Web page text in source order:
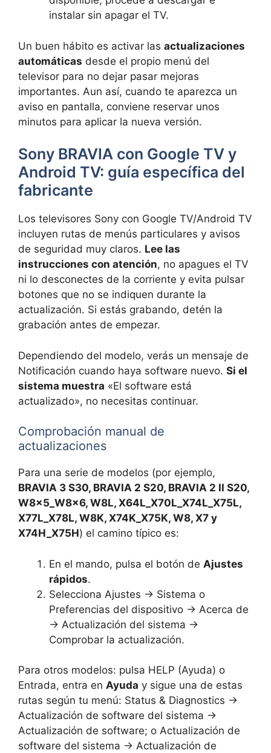
instalar sin apagar el TV.
Un buen hábito es activar las actualizaciones
automáticas desde el propio menú del
televisor para no dejar pasar mejoras
importantes. Aun así, cuando te aparezca un
aviso en pantalla, conviene reservar unos
minutos para aplicar la nueva versión.
Sony BRAVIA con Google TV y
Android TV: guía específica del
fabricante
Los televisores Sony con Google TV/Android TV
incluyen rutas de menús particulares y avisos
de seguridad muy claros. Lee las
instrucciones con atención, no apagues el TV
ni lo desconectes de la corriente y evita pulsar
botones que no se indiquen durante la
actualización. Si estás grabando, detén la
grabación antes de empezar.
Dependiendo del modelo, verás un mensaje de
Notificación cuando haya software nuevo. Si el
sistema muestra «El software está
actualizado», no necesitas continuar.
Comprobación manual de
actualizaciones
Para una serie de modelos (por ejemplo,
BRAVIA 3 S30, BRAVIA 2 S20, BRAVIA 2 II S20,
W8x5_W8x6, W8L, X64L_X70L_X74L_X75L,
X77L_X78L, W8K, X74K_X75K, W8, X7 y
X74H_X75H) el camino típico es:
En el mando, pulsa el botón de Ajustes
rápidos.
Selecciona Ajustes → Sistema o
Preferencias del dispositivo → Acerca de
→ Actualización del sistema →
Comprobar la actualización.
Para otros modelos: pulsa HELP (Ayuda) o
Entrada, entra en Ayuda y sigue una de estas
rutas según tu menú: Status & Diagnostics →
Actualización de software del sistema →
Actualización de software; o Actualización de
software del sistema → Actualización de